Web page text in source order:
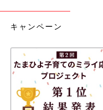
キャンペーン